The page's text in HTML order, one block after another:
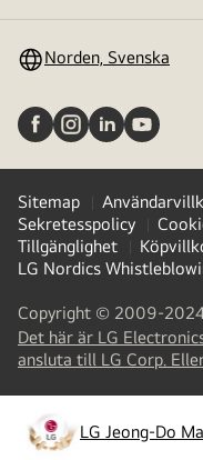
Norden, Svenska
Sitemap
Sekretesspolicy
Tillgänglighet
LG Nordics
Copyright © 2009-
Det här är LG
ansluta till LG Corp.
LG Jeong-Do
opens